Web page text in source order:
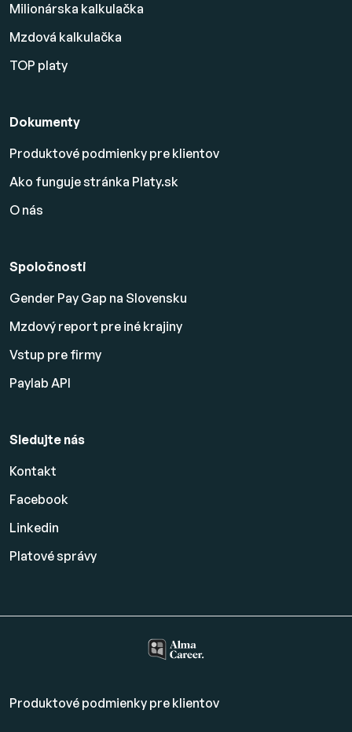
Milionárska kalkulačka
Mzdová kalkulačka
TOP platy
Dokumenty
Produktové podmienky pre klientov
Ako funguje stránka Platy.sk
O nás
Spoločnosti
Gender Pay Gap na Slovensku
Mzdový report pre iné krajiny
Vstup pre firmy
Paylab API
Sledujte nás
Kontakt
Facebook
Linkedin
Platovésprávy
Produktové podmienky pre klientov